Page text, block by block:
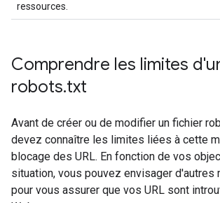
ressources.
Comprendre les limites
robots.txt
Avant de créer ou de modifier un fichier
devez connaître les limites liées à cette
blocage des URL. En fonction de vos
situation, vous pouvez envisager d'autres
pour vous assurer que vos URL sont